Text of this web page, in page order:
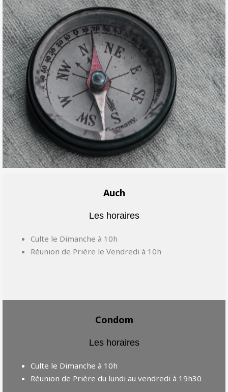
Auch
Les horaires
Culte le Dimanche à 10h
Réunion de Prière le Vendredi à 10h
Condom
Les horaires
Culte le Dimanche à 10h
Réunion de Prière du lundi au vendredi à 19h30